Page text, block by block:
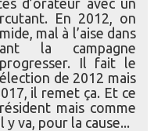
En 2012, on
mal à l’aise dans
la campagne
Il fait le
de 2012 mais
il remet ça. Et ce
mais comme
y va, pour la cause...